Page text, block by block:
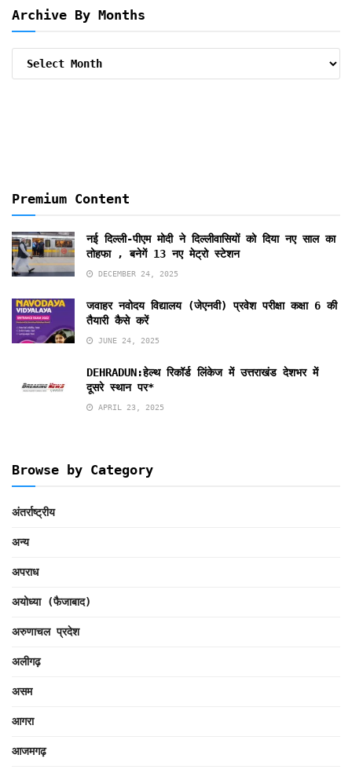
Archive By Months
Premium Content
नई दिल्ली-पीएम मोदी ने दिल्लीवासियों को दिया नए साल का
तोहफा , बनेगें 13 नए मेट्रो स्टेशन
DECEMBER 24, 2025
जवाहर नवोदय विद्यालय (जेएनवी) प्रवेश परीक्षा कक्षा 6 की
तैयारी कैसे करें
JUNE 24, 2025
DEHRADUN:हेल्थ रिकॉर्ड लिंकेज में उत्तराखंड देशभर में
दूसरे स्थान पर*
APRIL 23, 2025
Browse by Category
अंतर्राष्ट्रीय
अन्य
अपराध
अयोध्या (फैजाबाद)
अरुणाचल प्रदेश
अलीगढ़
असम
आगरा
आजमगढ़